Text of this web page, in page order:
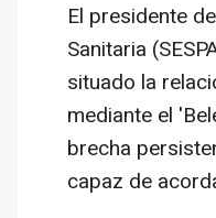
El presidente
Sanitaria
situado la
mediante el
brecha
capaz de